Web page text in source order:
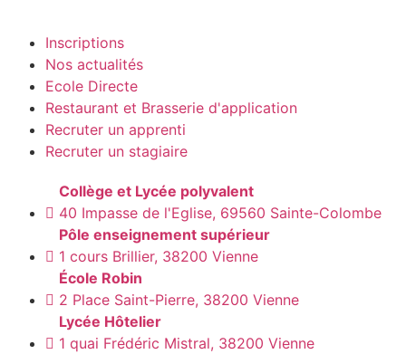
Inscriptions
Nos actualités
Ecole Directe
Restaurant et Brasserie d'application
Recruter un apprenti
Recruter un stagiaire
Collège et Lycée polyvalent
40 Impasse de l'Eglise, 69560 Sainte-Colombe
Pôle enseignement supérieur
1 cours Brillier, 38200 Vienne
École Robin
2 Place Saint-Pierre, 38200 Vienne
Lycée Hôtelier
1 quai Frédéric Mistral, 38200 Vienne